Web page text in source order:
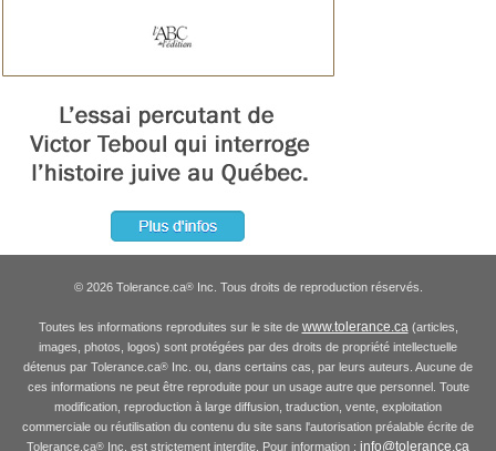
© 2026 Tolerance.ca®Inc. Tous droits de reproduction réservés.
Toutes les informations reproduites sur le site de www.tolerance.ca(articles,
images, photos, logos) sont protégées par des droits de propriété intellectuelle
détenus par Tolerance.ca® Inc. ou, dans certains cas, par leurs auteurs. Aucune de
ces informations ne peut être reproduite pour un usage autre que personnel. Toute
modification, reproduction à large diffusion, traduction, vente, exploitation
commerciale ou réutilisation du contenu du site sans l'autorisation préalable écrite de
Tolerance.ca® Inc. est strictement interdite. Pour information : info@tolerance.ca